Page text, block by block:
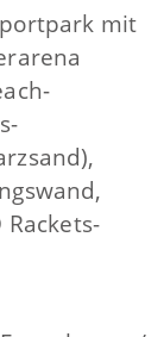
mit
Rackets-